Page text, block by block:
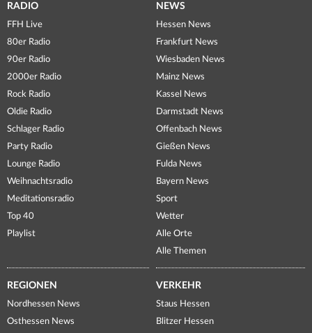
RADIO
FFH Live
80er Radio
90er Radio
2000er Radio
Rock Radio
Oldie Radio
Schlager Radio
Party Radio
Lounge Radio
Weihnachtsradio
Meditationsradio
Top 40
Playlist
NEWS
Hessen News
Frankfurt News
Wiesbaden News
Mainz News
Kassel News
Darmstadt News
Offenbach News
Gießen News
Fulda News
Bayern News
Sport
Wetter
Alle Orte
Alle Themen
REGIONEN
Nordhessen News
Osthessen News
VERKEHR
Staus Hessen
Blitzer Hessen